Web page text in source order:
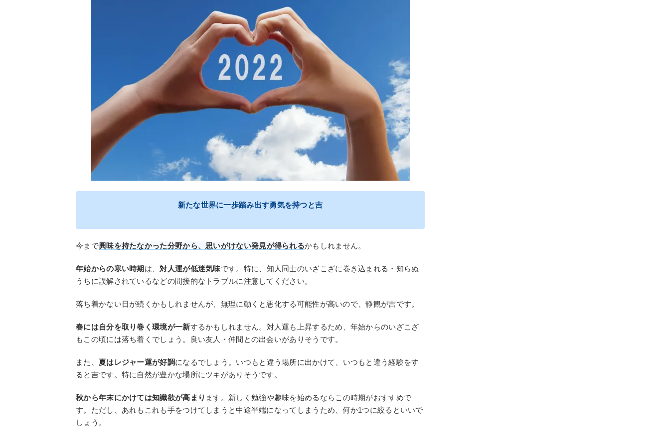
新たな世界に一歩踏み出す勇気を持つと吉
今まで興味を持たなかった分野から、思いがけない発見が得られるかもしれません。
年始からの寒い時期 は、対人運が低迷気味です。特に、知人同士のいざこざに巻き込まれる・知らぬ
うちに誤解されているなどの間接的なトラブルに注意してください。
落ち着かない日が続くかもしれませんが、無理に動くと悪化する可能性が高いので、静観が吉です。
春には自分を取り巻く環境が一新するかもしれません。対人運も上昇するため、年始からのいざこざ
もこの頃には落ち着くでしょう。良い友人・仲間との出会いがありそうです。
また、 夏はレジャー運が好調になるでしょう。いつもと違う場所に出かけて、いつもと違う経験をす
ると吉です。特に自然が豊かな場所にツキがありそうです。
秋から年末にかけては知識欲が高まり ます。新しく勉強や趣味を始めるならこの時期がおすすめで
す。ただし、あれもこれも手をつけてしまうと中途半端になってしまうため、何か1つに絞るといいで
しょう。